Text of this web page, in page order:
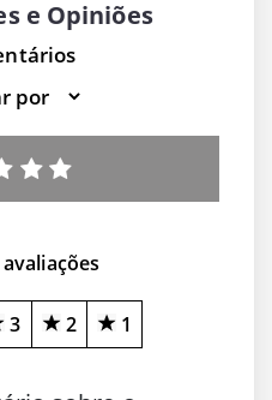
e Opiniões
3 2 1